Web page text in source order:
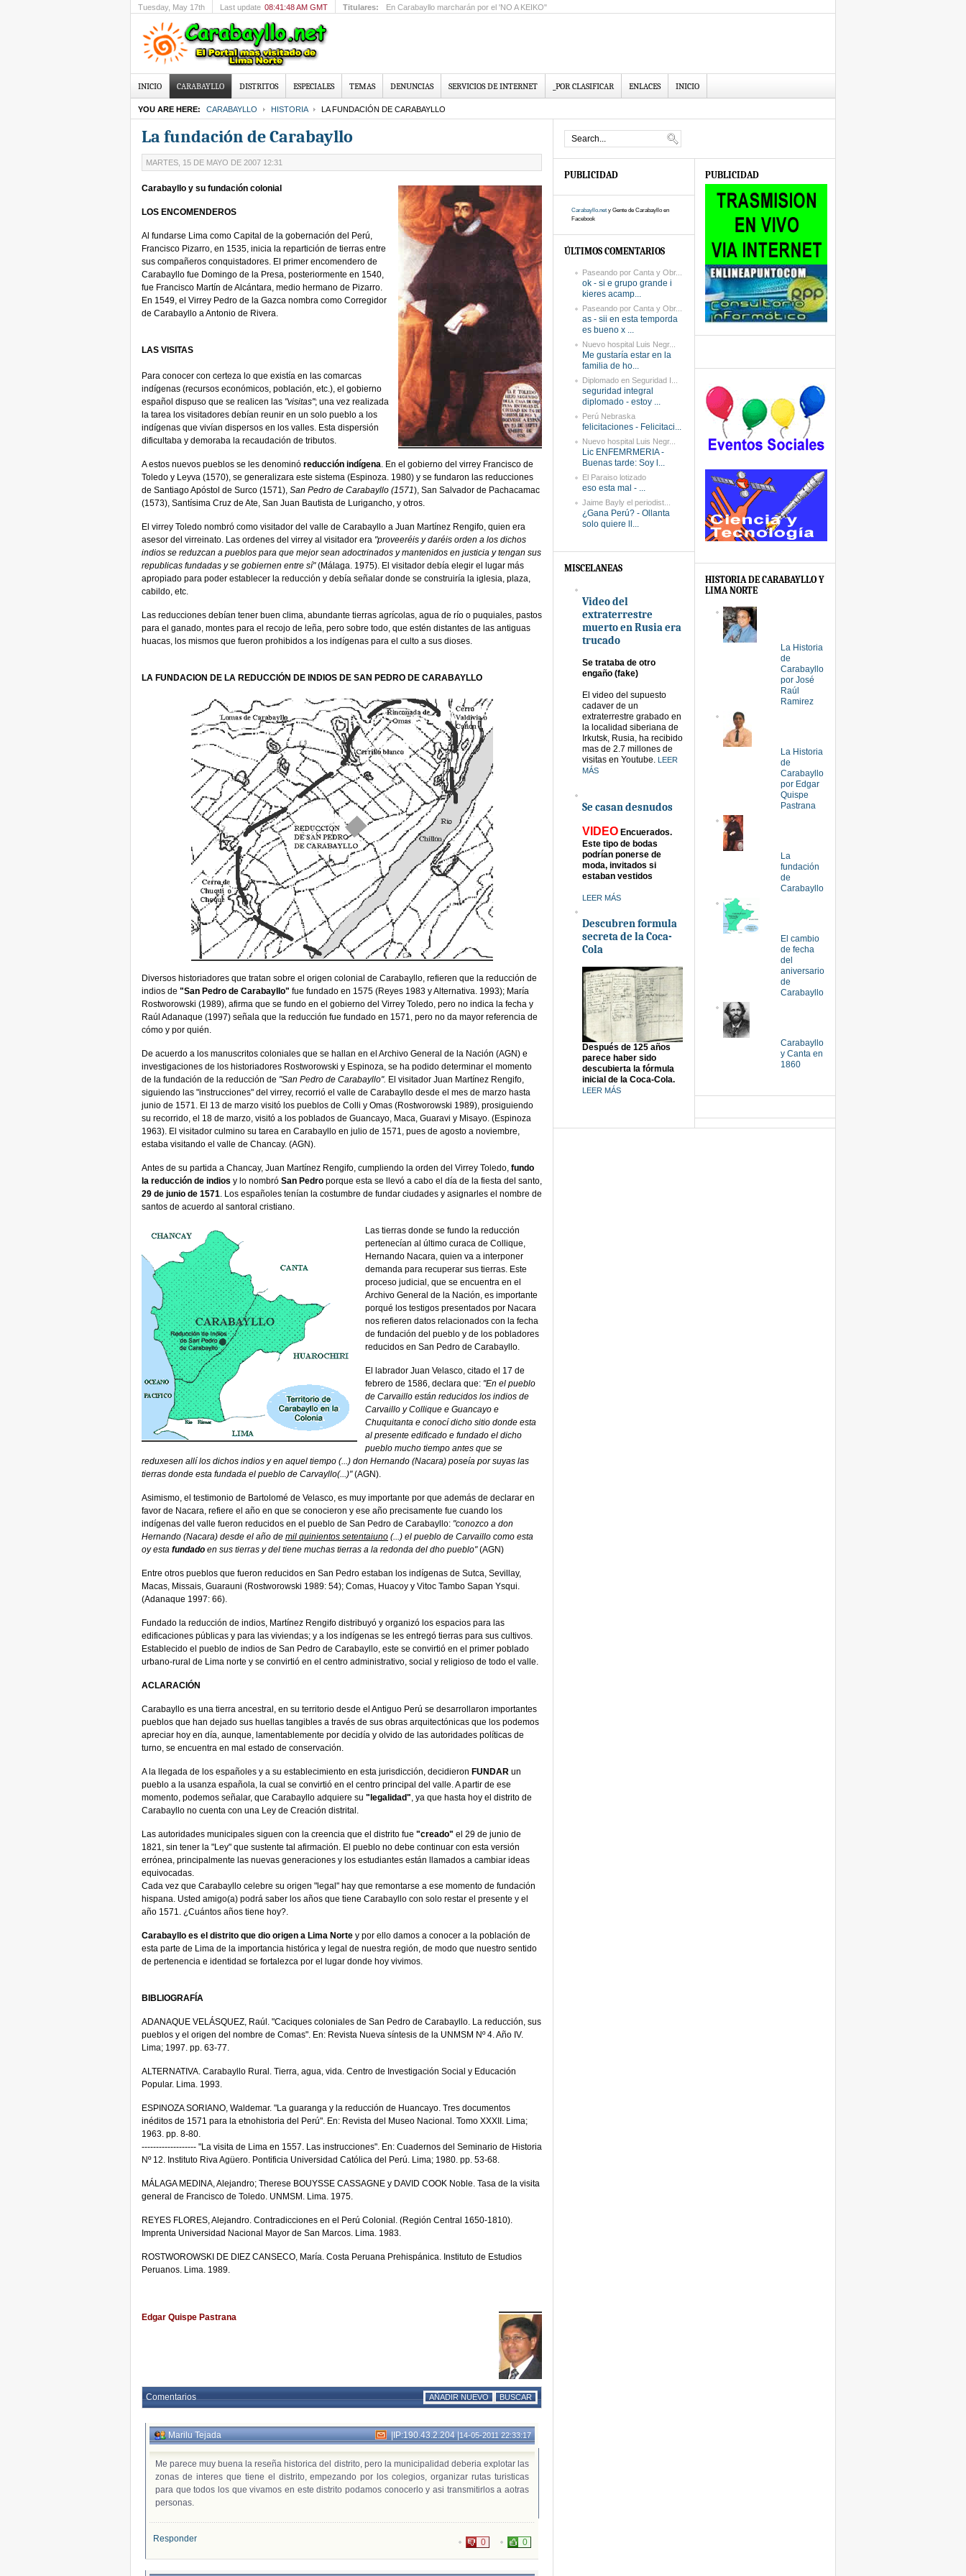
Tuesday, May 17th Last update 08:41:48 AM GMT Titulares: Colegio “Los Amiguitos” celebra 25 años de creación
INICIO CARABAYLLO DISTRITOS ESPECIALES TEMAS DENUNCIAS SERVICIOS DE INTERNET _POR CLASIFICAR ENLACES INICIO
YOU ARE HERE: CARABAYLLO HISTORIA LA FUNDACIÓN DE CARABAYLLO
La fundación de Carabayllo
MARTES, 15 DE MAYO DE 2007 12:31
Carabayllo y su fundación colonial
LOS ENCOMENDEROS
Al fundarse Lima como Capital de la gobernación del Perú,
Francisco Pizarro, en 1535, inicia la repartición de tierras entre
sus compañeros conquistadores. El primer encomendero de
Carabayllo fue Domingo de la Presa, posteriormente en 1540,
fue Francisco Martín de Alcántara, medio hermano de Pizarro.
En 1549, el Virrey Pedro de la Gazca nombra como Corregidor
de Carabayllo a Antonio de Rivera.
LAS VISITAS
Para conocer con certeza lo que existía en las comarcas
indígenas (recursos económicos, población, etc.), el gobierno
español dispuso que se realicen las "visitas"; una vez realizada
la tarea los visitadores debían reunir en un solo pueblo a los
indígenas que vivían dispersos en los valles. Esta dispersión
dificultaba y demoraba la recaudación de tributos.
A estos nuevos pueblos se les denominó reducción indígena. En el gobierno del virrey Francisco de
Toledo y Leyva (1570), se generalizara este sistema (Espinoza. 1980) y se fundaron las reducciones
de Santiago Apóstol de Surco (1571), San Pedro de Carabayllo (1571), San Salvador de Pachacamac
(1573), Santísima Cruz de Ate, San Juan Bautista de Lurigancho, y otros.
El virrey Toledo nombró como visitador del valle de Carabayllo a Juan Martínez Rengifo, quien era
asesor del virreinato. Las ordenes del virrey al visitador era "proveeréis y daréis orden a los dichos
indios se reduzcan a pueblos para que mejor sean adoctrinados y mantenidos en justicia y tengan sus
republicas fundadas y se gobiernen entre sí"(Málaga. 1975). El visitador debía elegir el lugar más
apropiado para poder establecer la reducción y debía señalar donde se construiría la iglesia, plaza,
cabildo, etc.
Las reducciones debían tener buen clima, abundante tierras agrícolas, agua de río o puquiales, pastos
para el ganado, montes para el recojo de leña, pero sobre todo, que estén distantes de las antiguas
huacas, los mismos que fueron prohibidos a los indígenas para el culto a sus dioses.
LA FUNDACION DE LA REDUCCIÓN DE INDIOS DE SAN PEDRO DE CARABAYLLO
Diversos historiadores que tratan sobre el origen colonial de Carabayllo, refieren que la reducción de
indios de "San Pedro de Carabayllo" fue fundado en 1575 (Reyes 1983 y Alternativa. 1993); María
Rostworowski (1989), afirma que se fundo en el gobierno del Virrey Toledo, pero no indica la fecha y
Raúl Adanaque (1997) señala que la reducción fue fundado en 1571, pero no da mayor referencia de
cómo y por quién.
De acuerdo a los manuscritos coloniales que se hallan en el Archivo General de la Nación (AGN) e
investigaciones de los historiadores Rostworowski y Espinoza, se ha podido determinar el momento
de la fundación de la reducción de "San Pedro de Carabayllo". El visitador Juan Martínez Rengifo,
siguiendo las "instrucciones" del virrey, recorrió el valle de Carabayllo desde el mes de marzo hasta
junio de 1571. El 13 de marzo visitó los pueblos de Colli y Omas (Rostworowski 1989), prosiguiendo
su recorrido, el 18 de marzo, visitó a los poblados de Guancayo, Maca, Guaravi y Misayo. (Espinoza
1963). El visitador culmino su tarea en Carabayllo en julio de 1571, pues de agosto a noviembre,
estaba visitando el valle de Chancay. (AGN).
Antes de su partida a Chancay, Juan Martínez Rengifo, cumpliendo la orden del Virrey Toledo, fundo
la reducción de indios y lo nombró San Pedro porque esta se llevó a cabo el día de la fiesta del santo,
29 de junio de 1571. Los españoles tenían la costumbre de fundar ciudades y asignarles el nombre de
santos de acuerdo al santoral cristiano.
Las tierras donde se fundo la reducción
pertenecían al último curaca de Collique,
Hernando Nacara, quien va a interponer
demanda para recuperar sus tierras. Este
proceso judicial, que se encuentra en el
Archivo General de la Nación, es importante
porqué los testigos presentados por Nacara
nos refieren datos relacionados con la fecha
de fundación del pueblo y de los pobladores
reducidos en San Pedro de Carabayllo.
El labrador Juan Velasco, citado el 17 de
febrero de 1586, declara que: "En el pueblo
de Carvaillo están reducidos los indios de
Carvaillo y Collique e Guancayo e
Chuquitanta e conocí dicho sitio donde esta
al presente edificado e fundado el dicho
pueblo mucho tiempo antes que se
reduxesen allí los dichos indios y en aquel tiempo (...) don Hernando (Nacara) poseía por suyas las
tierras donde esta fundada el pueblo de Carvayllo(...)"(AGN).
Asimismo, el testimonio de Bartolomé de Velasco, es muy importante por que además de declarar en
favor de Nacara, refiere el año en que se conocieron y ese año precisamente fue cuando los
indígenas del valle fueron reducidos en el pueblo de San Pedro de Carabayllo: "conozco a don
Hernando (Nacara) desde el año de mil quinientos setentaiuno (...) el pueblo de Carvaillo como esta
oy esta fundado en sus tierras y del tiene muchas tierras a la redonda del dho pueblo"(AGN)
Entre otros pueblos que fueron reducidos en San Pedro estaban los indígenas de Sutca, Sevillay,
Macas, Missais, Guarauni (Rostworowski 1989: 54); Comas, Huacoy y Vitoc Tambo Sapan Ysqui.
(Adanaque 1997: 66).
Fundado la reducción de indios, Martínez Rengifo distribuyó y organizó los espacios para las
edificaciones públicas y para las viviendas; y a los indígenas se les entregó tierras para sus cultivos.
Establecido el pueblo de indios de San Pedro de Carabayllo, este se convirtió en el primer poblado
urbano-rural de Lima norte y se convirtió en el centro administrativo, social y religioso de todo el valle.
ACLARACIÓN
Carabayllo es una tierra ancestral, en su territorio desde el Antiguo Perú se desarrollaron importantes
pueblos que han dejado sus huellas tangibles a través de sus obras arquitectónicas que los podemos
apreciar hoy en día, aunque, lamentablemente por decidía y olvido de las autoridades políticas de
turno, se encuentra en mal estado de conservación.
A la llegada de los españoles y a su establecimiento en esta jurisdicción, decidieron FUNDAR un
pueblo a la usanza española, la cual se convirtió en el centro principal del valle. A partir de ese
momento, podemos señalar, que Carabayllo adquiere su "legalidad", ya que hasta hoy el distrito de
Carabayllo no cuenta con una Ley de Creación distrital.
Las autoridades municipales siguen con la creencia que el distrito fue "creado" el 29 de junio de
1821, sin tener la "Ley" que sustente tal afirmación. El pueblo no debe continuar con esta versión
errónea, principalmente las nuevas generaciones y los estudiantes están llamados a cambiar ideas
equivocadas.
Cada vez que Carabayllo celebre su origen "legal" hay que remontarse a ese momento de fundación
hispana. Usted amigo(a) podrá saber los años que tiene Carabayllo con solo restar el presente y el
año 1571. ¿Cuántos años tiene hoy?.
Carabayllo es el distrito que dio origen a Lima Norte y por ello damos a conocer a la población de
esta parte de Lima de la importancia histórica y legal de nuestra región, de modo que nuestro sentido
de pertenencia e identidad se fortalezca por el lugar donde hoy vivimos.
BIBLIOGRAFÍA
ADANAQUE VELÁSQUEZ, Raúl. "Caciques coloniales de San Pedro de Carabayllo. La reducción, sus
pueblos y el origen del nombre de Comas". En: Revista Nueva síntesis de la UNMSM Nº 4. Año IV.
Lima; 1997. pp. 63-77.
ALTERNATIVA. Carabayllo Rural. Tierra, agua, vida. Centro de Investigación Social y Educación
Popular. Lima. 1993.
ESPINOZA SORIANO, Waldemar. "La guaranga y la reducción de Huancayo. Tres documentos
inéditos de 1571 para la etnohistoria del Perú". En: Revista del Museo Nacional. Tomo XXXII. Lima;
1963. pp. 8-80.
------------------- "La visita de Lima en 1557. Las instrucciones". En: Cuadernos del Seminario de Historia
Nº 12. Instituto Riva Agüero. Pontificia Universidad Católica del Perú. Lima; 1980. pp. 53-68.
MÁLAGA MEDINA, Alejandro; Therese BOUYSSE CASSAGNE y DAVID COOK Noble. Tasa de la visita
general de Francisco de Toledo. UNMSM. Lima. 1975.
REYES FLORES, Alejandro. Contradicciones en el Perú Colonial. (Región Central 1650-1810).
Imprenta Universidad Nacional Mayor de San Marcos. Lima. 1983.
ROSTWOROWSKI DE DIEZ CANSECO, María. Costa Peruana Prehispánica. Instituto de Estudios
Peruanos. Lima. 1989.
Edgar Quispe Pastrana
Comentarios AÑADIR NUEVO BUSCAR
Marilu Tejada |IP:190.43.2.204|14-05-2011 22:33:17
Me parece muy buena la reseña historica del distrito, pero la municipalidad deberia explotar las
zonas de interes que tiene el distrito, empezando por los colegios, organizar rutas turisticas
para que todos los que vivamos en este distrito podamos conocerlo y asi transmitirlos a aotras
personas.
Responder 0
0
PUBLICIDAD
Carabayllo.net y Gente de Carabayllo en
Facebook
ÚLTIMOS COMENTARIOS
Paseando por Canta y Obr...
ok - si e grupo grande i
kieres acamp...
Paseando por Canta y Obr...
as - sii en esta temporda
es bueno x ...
Nuevo hospital Luis Negr...
Me gustaría estar en la
familia de ho...
Diplomado en Seguridad I...
seguridad integral
diplomado - estoy ...
Perú Nebraska
felicitaciones - Felicitaci...
Nuevo hospital Luis Negr...
Lic ENFEMRMERIA -
Buenas tarde: Soy l...
El Paraiso lotizado
eso esta mal - ...
Jaime Bayly el periodist...
¿Gana Perú? - Ollanta
solo quiere ll...
MISCELANEAS
Video del
extraterrestre
muerto en Rusia era
trucado
Se trataba de otro
engaño (fake)
El video del supuesto
cadaver de un
extraterrestre grabado en
la localidad siberiana de
Irkutsk, Rusia, ha recibido
mas de 2.7 millones de
visitas en Youtube. LEER
MÁS
Se casan desnudos
VIDEO Encuerados.
Este tipo de bodas
podrían ponerse de
moda, invitados si
estaban vestidos
LEER MÁS
Descubren formula
secreta de la Coca-
Cola
Después de 125 años
parece haber sido
descubierta la fórmula
inicial de la Coca-Cola.
LEER MÁS
PUBLICIDAD
HISTORIA DE CARABAYLLO Y
LIMA NORTE
La Historia
de
Carabayllo
por José
Raúl
Ramirez
La Historia
de
Carabayllo
por Edgar
Quispe
Pastrana
La
fundación
de
Carabayllo
El cambio
de fecha
del
aniversario
de
Carabayllo
Carabayllo
y Canta en
1860